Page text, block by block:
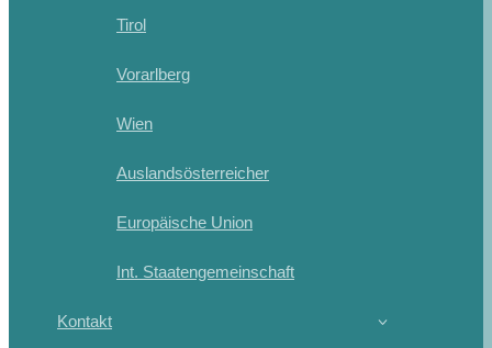
Tirol
Vorarlberg
Wien
Auslandsösterreicher
Europäische Union
Int. Staatengemeinschaft
Kontakt